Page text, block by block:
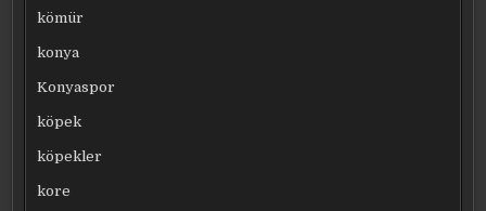
kömür
konya
Konyaspor
köpek
köpekler
kore